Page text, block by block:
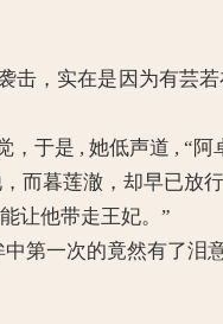
，实在是因为有芸若
是 , 她低声道 , “阿
而暮莲澈，却早已放行
让他带走王妃。”
第一次的竟然有了泪意